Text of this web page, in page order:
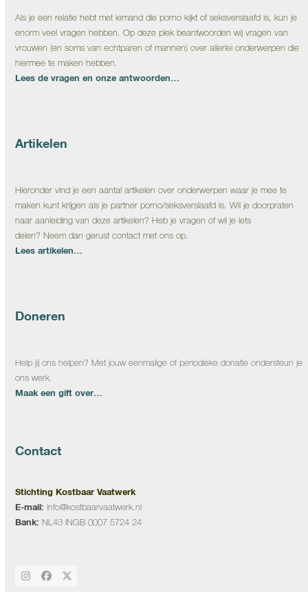
Als je een relatie hebt met iemand die porno kijkt of seksverslaafd is, kun je
enorm veel vragen hebben. Op deze plek beantwoorden wij vragen van
vrouwen (en soms van echtparen of mannen) over allerlei onderwerpen die
hiermee te maken hebben.
Lees de vragen en onze antwoorden…
Artikelen
Hieronder vind je een aantal artikelen over onderwerpen waar je mee te
maken kunt krijgen als je partner porno/seksverslaafd is. Wil je doorpraten
naar aanleiding van deze artikelen? Heb je vragen of wil je iets
delen? Neem dan gerust contact met ons op.
Lees artikelen…
Doneren
Help jij ons helpen? Met jouw eenmalige of periodieke donatie ondersteun je
ons werk.
Maak een gift over…
Contact
Stichting Kostbaar Vaatwerk
E-mail: info@kostbaarvaatwerk.nl
Bank: NL43 INGB 0007 5724 24
Instagram
Facebook
Twitter